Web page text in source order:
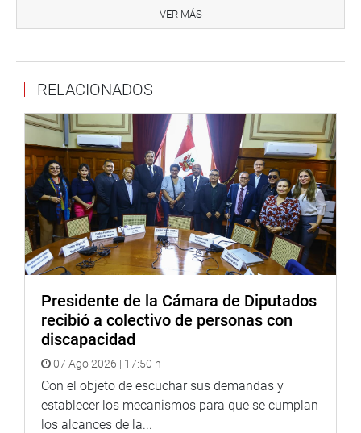
Zbigniew, y el sacerdote Sandro Dordi, fueron asesinados
por miembros de Sendero Luminoso en agosto de 1991
Programa:
Agradecemos su difusión
Lima, 3 de diciembre de 2015
Oficina Prensa – Despacho Congresal
Mayor información: 996282313
VER MÁS
RELACIONADOS
Presidente de la Cámara de Diputados
recibió a colectivo de personas con
discapacidad
07 Ago 2026 | 17:50 h
Con el objeto de escuchar sus demandas y
establecer los mecanismos para que se cumplan
los alcances de la...